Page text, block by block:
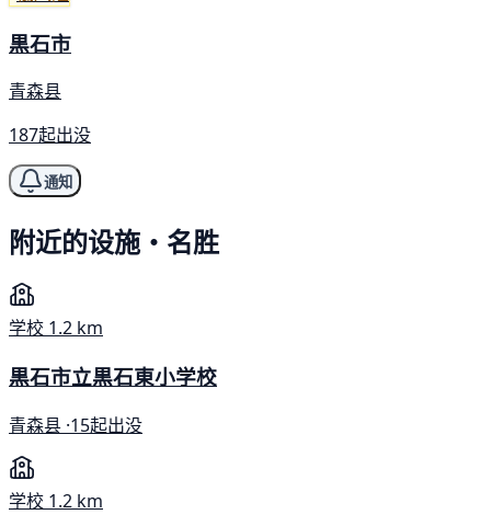
黒石市
青森县
187起出没
通知
附近的设施・名胜
学校 1.2 km
黒石市立黒石東小学校
青森县 ·15起出没
学校 1.2 km